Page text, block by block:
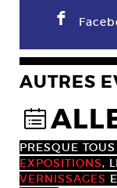
F
AUTRES
@
PRESQUE TOUS
EXPOSITIONS,
VERNISSAGES